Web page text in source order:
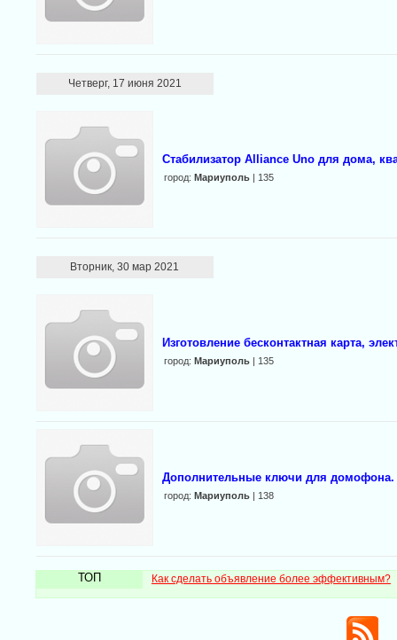
Четверг, 17 июня 2021
Стабилизатор Alliance Uno для дома,
город: Мариуполь| 135
Вторник, 30 мар 2021
Изготовление бесконтактная карта,
город: Мариуполь| 135
Дополнительные ключи для домофона.
город: Мариуполь| 138
ТОП Как сделать объявление более эффективным?